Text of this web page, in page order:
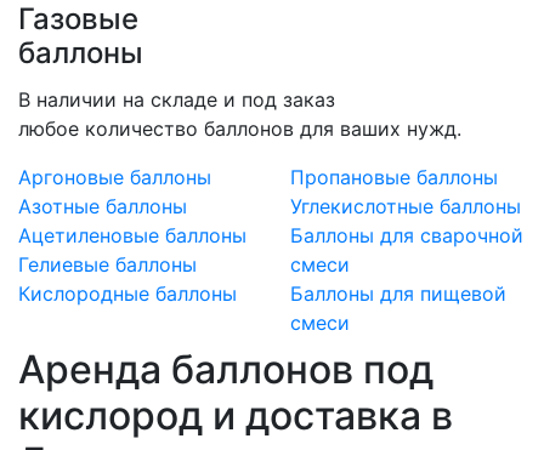
Газовые
баллоны
В наличии на складе и под заказ
любое количество баллонов для ваших нужд.
Аргоновые баллоны
Азотные баллоны
Ацетиленовые баллоны
Гелиевые баллоны
Кислородные баллоны
Пропановые баллоны
Углекислотные баллоны
Баллоны для сварочной
смеси
Баллоны для пищевой
смеси
Аренда баллонов под
кислород и доставка в